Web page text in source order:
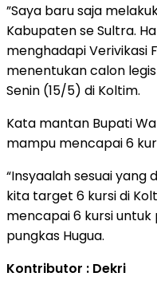
”Saya baru saja
Kabupaten se Sultra.
menghadapi Verivikasi
menentukan calon
Senin (15/5) di Koltim.
Kata mantan Bupati
mampu mencapai 6
“Insyaalah sesuai yang
kita target 6 kursi di
mencapai 6 kursi untuk
pungkas Hugua.
Kontributor : Dekri